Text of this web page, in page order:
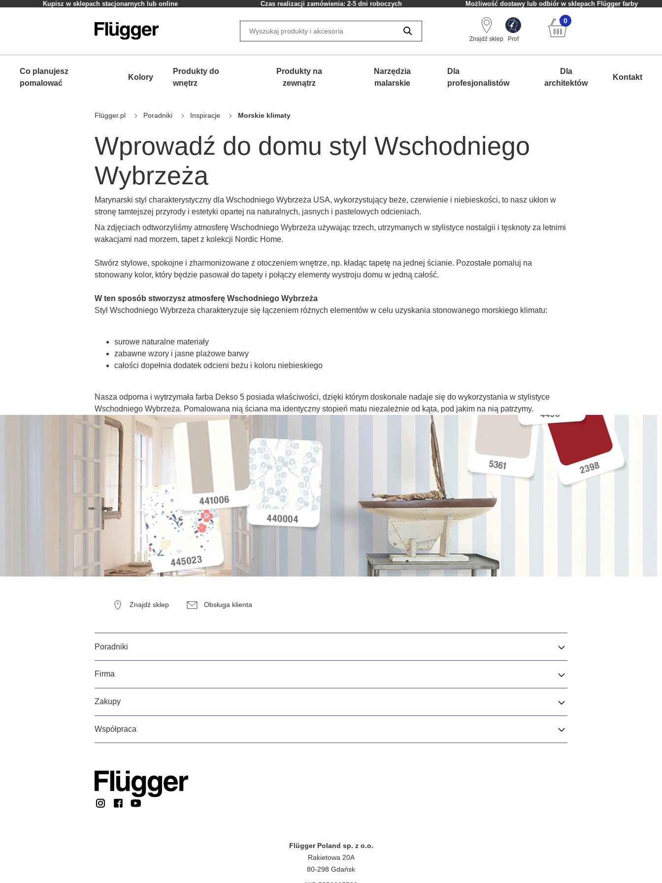
Kupisz w sklepach stacjonarnych lub online Czas realizacji zamówienia: 2-5 dni roboczych Możliwość dostawy lub odbiór w sklepach Flügger farby
Znajdź sklep Prof
0
Co planujesz
pomalować
Kolory
Produkty do
wnętrz
Produkty na
zewnątrz
Narzędzia
malarskie
Dla
profesjonalistów
Dla
architektów
Kontakt
Flügger.pl Poradniki Inspiracje Morskie klimaty
Wprowadź do domu styl Wschodniego
Wybrzeża
Marynarski styl charakterystyczny dla Wschodniego Wybrzeża USA, wykorzystujący beże, czerwienie i niebieskości, to nasz ukłon w
stronę tamtejszej przyrody i estetyki opartej na naturalnych, jasnych i pastelowych odcieniach.
Na zdjęciach odtworzyliśmy atmosferę Wschodniego Wybrzeża używając trzech, utrzymanych w stylistyce nostalgii i tęsknoty za letnimi
wakacjami nad morzem, tapet z kolekcji Nordic Home.
Stwórz stylowe, spokojne i zharmonizowane z otoczeniem wnętrze, np. kładąc tapetę na jednej ścianie. Pozostałe pomaluj na
stonowany kolor, który będzie pasował do tapety i połączy elementy wystroju domu w jedną całość.
W ten sposób stworzysz atmosferę Wschodniego Wybrzeża
Styl Wschodniego Wybrzeża charakteryzuje się łączeniem różnych elementów w celu uzyskania stonowanego morskiego klimatu:
surowe naturalne materiały
zabawne wzory i jasne plażowe barwy
całości dopełnia dodatek odcieni beżu i koloru niebieskiego
Nasza odporna i wytrzymała farba Dekso 5 posiada właściwości, dzięki którym doskonale nadaje się do wykorzystania w stylistyce
Wschodniego Wybrzeża. Pomalowana nią ściana ma identyczny stopień matu niezależnie od kąta, pod jakim na nią patrzymy.
Znajdź sklep Obsługa klienta
Poradniki
Firma
Zakupy
Współpraca
Flügger Poland sp. z o.o.
Rakietowa 20A
80-298 Gdańsk